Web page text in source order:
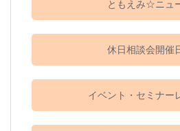
ともえみ☆ニュ
休日相談会開催
イベント・セミナー